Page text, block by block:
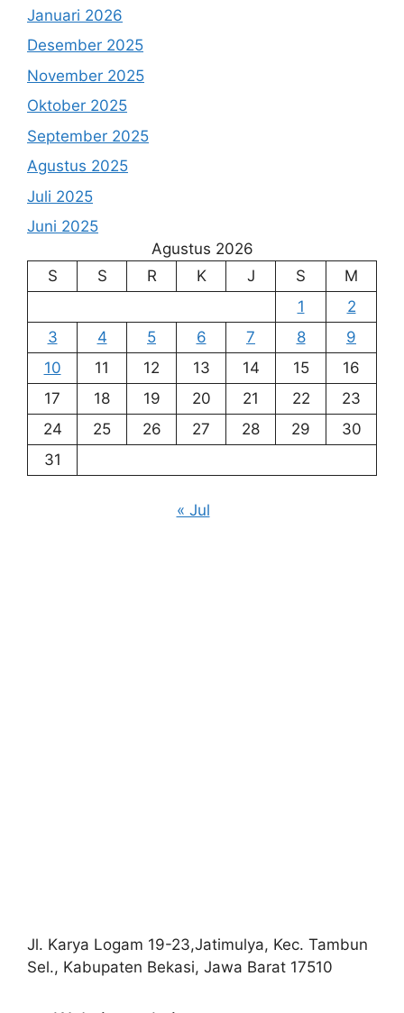
Januari 2026
Desember 2025
November 2025
Oktober 2025
September 2025
Agustus 2025
Juli 2025
Juni 2025
Agustus 2026
S
S R K J S
M
1
2
3
4 5 6 7 8
9
10
11 12 13 14 15
16
17
18 19 20 21 22
23
24
25 26 27 28 29
30
31
« Jul
Jl. Karya Logam 19-23,Jatimulya, Kec. Tambun
Sel., Kabupaten Bekasi, Jawa Barat 17510